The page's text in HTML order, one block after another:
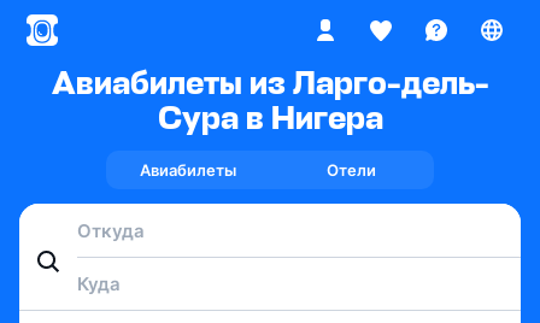
Авиабилеты из Ларго-дель-
Сура в Нигера
Авиабилеты Отели